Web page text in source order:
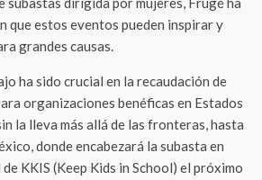
que estos eventos pueden inspirar y
grandes causas.
ha sido crucial en la recaudación de
organizaciones benéficas en Estados
la lleva más allá de las fronteras, hasta
donde encabezará la subasta en
KKIS (Keep Kids in School) el próximo